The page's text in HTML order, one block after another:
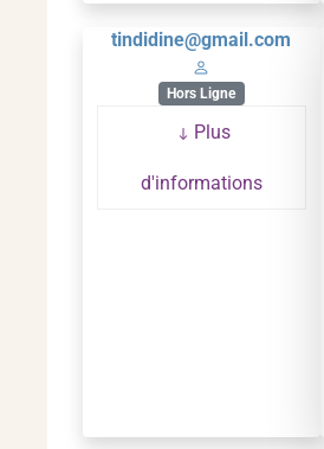
tindidine@gmail.com
Hors Ligne
Plus
d'informations